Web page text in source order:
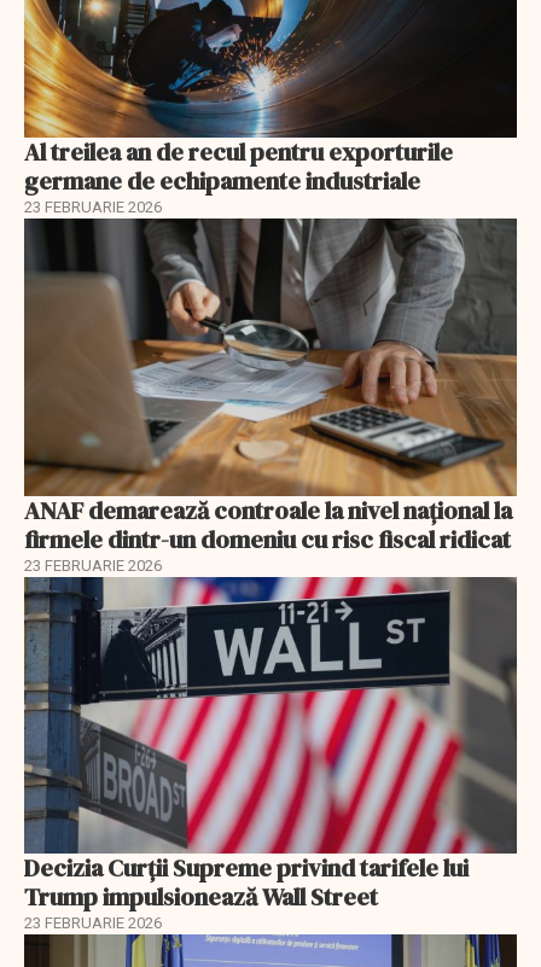
Al treilea an de recul pentru exporturile
germane de echipamente industriale
23 FEBRUARIE 2026
ANAF demarează controale la nivel naţional la
firmele dintr-un domeniu cu risc fiscal ridicat
23 FEBRUARIE 2026
Decizia Curții Supreme privind tarifele lui
Trump impulsionează Wall Street
23 FEBRUARIE 2026